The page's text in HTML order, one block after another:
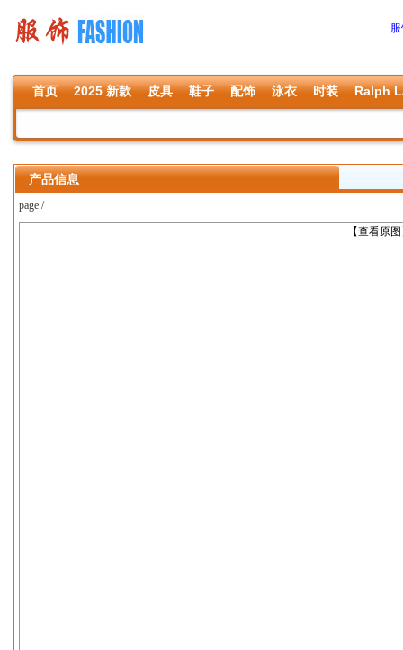
首页 2025 新款 皮具 鞋子 配饰 泳衣 时装 Ralph
产品信息
page /
【查看原
上一张